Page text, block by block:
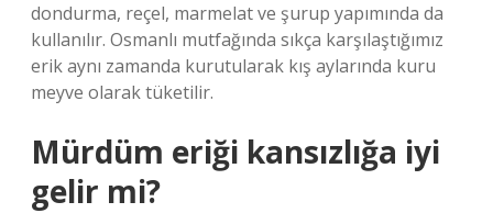
dondurma, reçel, marmelat ve şurup yapımında da
kullanılır. Osmanlı mutfağında sıkça karşılaştığımız
erik aynı zamanda kurutularak kış aylarında kuru
meyve olarak tüketilir.
Mürdüm eriği kansızlığa iyi
gelir mi?